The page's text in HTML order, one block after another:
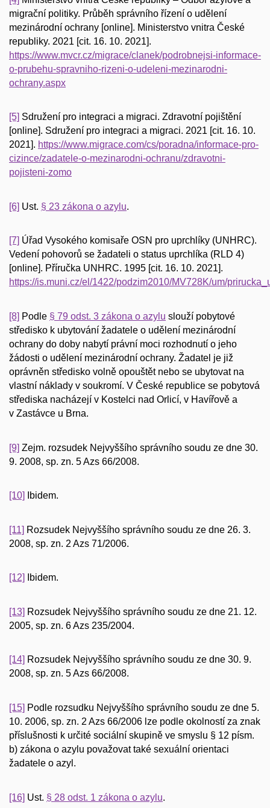
migrační politiky. Průběh správního řízení o udělení
mezinárodní ochrany [online]. Ministerstvo vnitra České
republiky. 2021 [cit. 16. 10. 2021].
https://www.mvcr.cz/migrace/clanek/podrobnejsi-informace-
o-prubehu-spravniho-rizeni-o-udeleni-mezinarodni-
ochrany.aspx
[5] Sdružení pro integraci a migraci. Zdravotní pojištění
[online]. Sdružení pro integraci a migraci. 2021 [cit. 16. 10.
2021]. https://www.migrace.com/cs/poradna/informace-pro-
cizince/zadatele-o-mezinarodni-ochranu/zdravotni-
pojisteni-zomo
[6] Ust. § 23 zákona o azylu.
[7] Úřad Vysokého komisaře OSN pro uprchlíky (UNHRC).
Vedení pohovorů se žadateli o status uprchlíka (RLD 4)
[online]. Příručka UNHRC. 1995 [cit. 16. 10. 2021].
https://is.muni.cz/el/1422/podzim2010/MV728K/um/
[8] Podle § 79 odst. 3 zákona o azylu slouží pobytové
středisko k ubytování žadatele o udělení mezinárodní
ochrany do doby nabytí právní moci rozhodnutí o jeho
žádosti o udělení mezinárodní ochrany. Žadatel je již
oprávněn středisko volně opouštět nebo se ubytovat na
vlastní náklady v soukromí. V České republice se pobytová
střediska nacházejí v Kostelci nad Orlicí, v Havířově a
v Zastávce u Brna.
[9] Zejm. rozsudek Nejvyššího správního soudu ze dne 30.
9. 2008, sp. zn. 5 Azs 66/2008.
[10] Ibidem.
[11] Rozsudek Nejvyššího správního soudu ze dne 26. 3.
2008, sp. zn. 2 Azs 71/2006.
[12] Ibidem.
[13] Rozsudek Nejvyššího správního soudu ze dne 21. 12.
2005, sp. zn. 6 Azs 235/2004.
[14] Rozsudek Nejvyššího správního soudu ze dne 30. 9.
2008, sp. zn. 5 Azs 66/2008.
[15] Podle rozsudku Nejvyššího správního soudu ze dne 5.
10. 2006, sp. zn. 2 Azs 66/2006 lze podle okolností za znak
příslušnosti k určité sociální skupině ve smyslu § 12 písm.
b) zákona o azylu považovat také sexuální orientaci
žadatele o azyl.
[16] Ust. § 28 odst. 1 zákona o azylu.